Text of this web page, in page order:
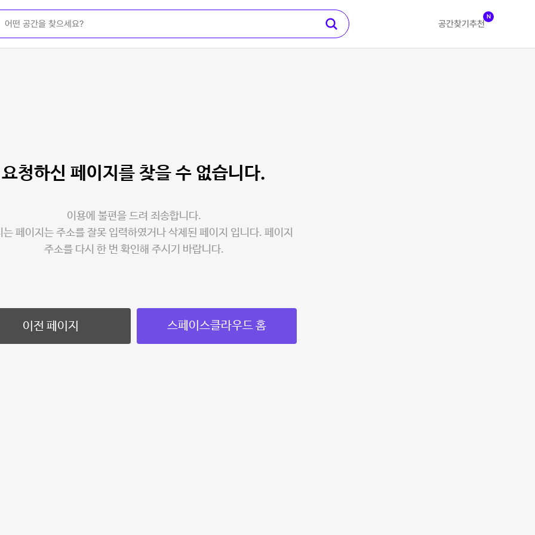
공간찾기 추천
N
요청하신 페이지를 찾을 수 없습니다.
이용에 불편을 드려 죄송합니다.
는 페이지는 주소를 잘못 입력하였거나 삭제된 페이지 입니다. 페이지
주소를 다시 한 번 확인해 주시기 바랍니다.
이전 페이지 스페이스클라우드 홈